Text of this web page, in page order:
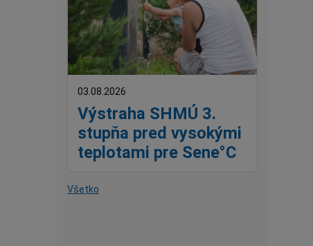
Výstraha SHMÚ 3.
stupňa pred vysokými
teplotami pre Sene°C
03.08.2026
Všetko